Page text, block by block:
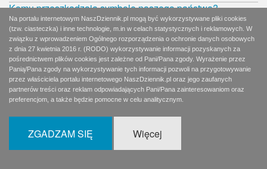
Komu przeszkadzają symbole naszego państwa?
Środa, 11 marca (08:14)
Rozdarty Kościół
Wtorek, 10 marca (07:05)
Małżonkowie powinni być w cieniu kandydatów
Wtorek, 10 marca (07:59)
Znaczący wpływ koronawirusa na bój o prezydenturę
Poniedziałek, 9 marca (05:56)
Misja to przede wszystkim kultura
Poniedziałek, 9 marca (08:06)
Wyborcze udawanie
Na portalu internetowym NaszDziennik.pl mogą być wykorzystywane pliki cookies
(tzw. ciasteczka) i inne technologie, m.in w celach statystycznych i reklamowych. W
związku z wprowadzeniem Ogólnego rozporządzenia o ochronie danych osobowych
z dnia 27 kwietnia 2016 r. (RODO) wykorzystywanie informacji pozyskanych za
pośrednictwem plików cookies jest zależne od Pani/Pana zgody. Wyrażenie przez
Panią/Pana zgody na wykorzystywanie tych informacji pozwoli na przygotowywanie
przez właściciela portalu internetowego NaszDziennik.pl oraz jego zaufanych
partnerów treści oraz reklam odpowiadających Pani/Pana zainteresowaniom oraz
preferencjom, a także będzie pomocne w celu analitycznym.
ZGADZAM SIĘ Więcej